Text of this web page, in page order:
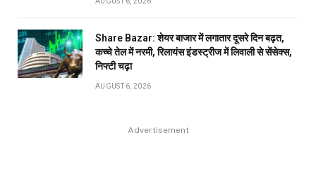
Share Bazar: शेयर बाजार में लगातार दूसरे दिन बढ़त,
कच्चे तेल में नरमी, रिलायंस इंडस्ट्रीज में लिवाली से सेंसेक्स,
निफ्टी चढ़ा
AUGUST 6, 2026
Advertisement